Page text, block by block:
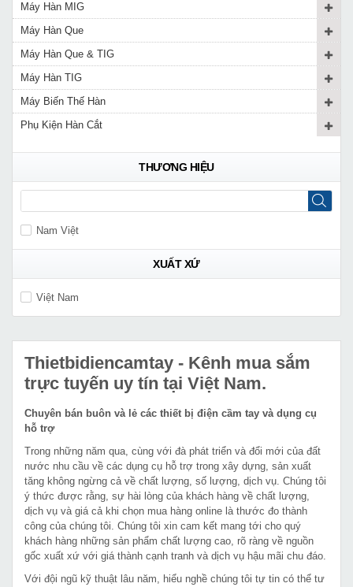
Máy Hàn MIG
Máy Hàn Que
Máy Hàn Que & TIG
Máy Hàn TIG
Máy Biến Thế Hàn
Phụ Kiện Hàn Cắt
THƯƠNG HIỆU
Nam Việt
XUẤT XỨ
Việt Nam
Thietbidiencamtay - Kênh mua sắm
trực tuyến uy tín tại Việt Nam.
Chuyên bán buôn và lẻ các thiết bị điện cầm tay và dụng cụ
hỗ trợ
Trong những năm qua, cùng với đà phát triển và đổi mới của đất
nước nhu cầu về các dụng cụ hỗ trợ trong xây dựng, sản xuất
tăng không ngừng cả về chất lượng, số lượng, dịch vụ. Chúng tôi
ý thức được rằng, sự hài lòng của khách hàng về chất lượng,
dịch vụ và giá cả khi chọn mua hàng online là thước đo thành
công của chúng tôi. Chúng tôi xin cam kết mang tới cho quý
khách hàng những sản phẩm chất lượng cao, rõ ràng về nguồn
gốc xuất xứ với giá thành cạnh tranh và dịch vụ hậu mãi chu đáo.
Với đội ngũ kỹ thuật lâu năm, hiểu nghề chúng tôi tự tin có thể tư